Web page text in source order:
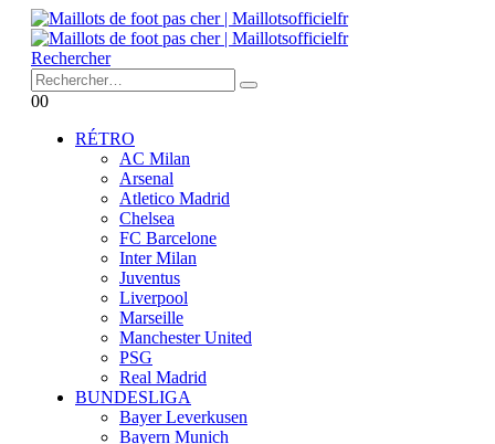
Rechercher
00
RÉTRO
AC Milan
Arsenal
Atletico Madrid
Chelsea
FC Barcelone
Inter Milan
Juventus
Liverpool
Marseille
Manchester United
PSG
Real Madrid
BUNDESLIGA
Bayer Leverkusen
Bayern Munich